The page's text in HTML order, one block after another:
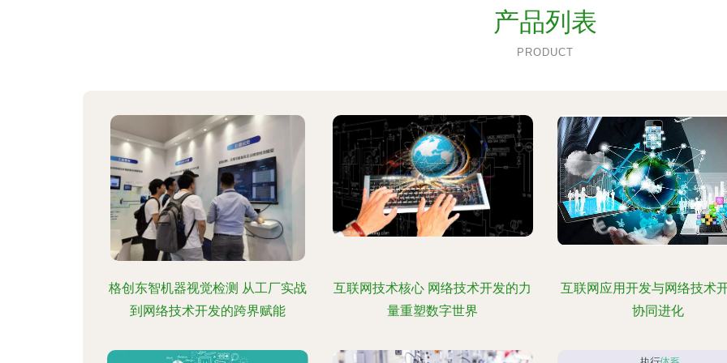
产品列表
PRODUCT
格创东智机器视觉检测 从工厂实战
到网络技术开发的跨界赋能
互联网技术核心 网络技术开发的力
量重塑数字世界
互联网应用开发与网络技术
协同进化